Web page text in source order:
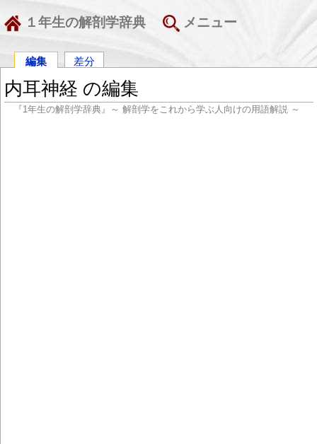
１年生の解剖学辞典 メニュー
編集 差分
内耳神経 の編集
『1年生の解剖学辞典』～ 解剖学をこれから学ぶ人向けの用語解説 ～